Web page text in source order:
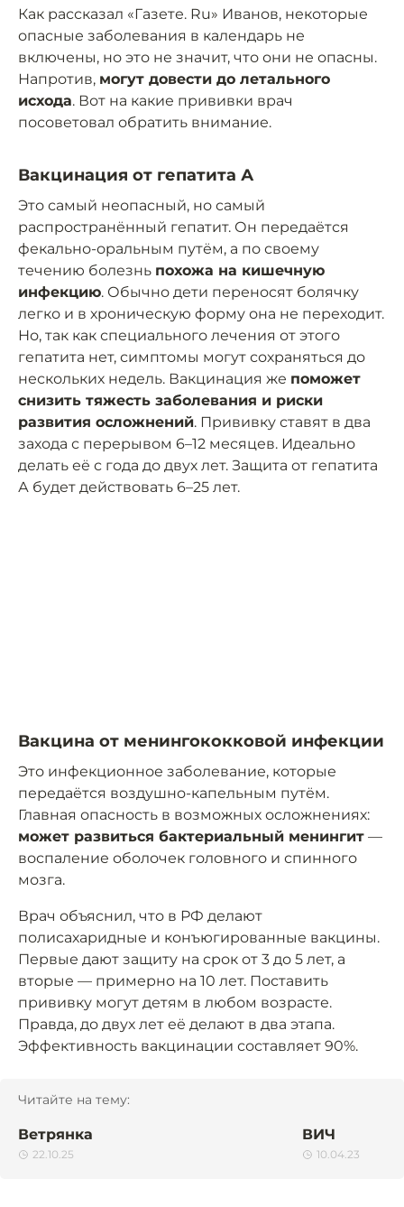
Как рассказал «Газете. Ru» Иванов, некоторые
опасные заболевания в календарь не
включены, но это не значит, что они не опасны.
Напротив, могут довести до летального
исхода. Вот на какие прививки врач
посоветовал обратить внимание.
Вакцинация от гепатита А
Это самый неопасный, но самый
распространённый гепатит. Он передаётся
фекально-оральным путём, а по своему
течению болезнь похожа на кишечную
инфекцию. Обычно дети переносят болячку
легко и в хроническую форму она не переходит.
Но, так как специального лечения от этого
гепатита нет, симптомы могут сохраняться до
нескольких недель. Вакцинация же поможет
снизить тяжесть заболевания и риски
развития осложнений. Прививку ставят в два
захода с перерывом 6–12 месяцев. Идеально
делать её с года до двух лет. Защита от гепатита
А будет действовать 6–25 лет.
Вакцина от менингококковой инфекции
Это инфекционное заболевание, которые
передаётся воздушно-капельным путём.
Главная опасность в возможных осложнениях:
может развиться бактериальный менингит —
воспаление оболочек головного и спинного
мозга.
Врач объяснил, что в РФ делают
полисахаридные и конъюгированные вакцины.
Первые дают защиту на срок от 3 до 5 лет, а
вторые — примерно на 10 лет. Поставить
прививку могут детям в любом возрасте.
Правда, до двух лет её делают в два этапа.
Эффективность вакцинации составляет 90%.
Читайте на тему:
Ветрянка
22.10.25
ВИЧ
10.04.23